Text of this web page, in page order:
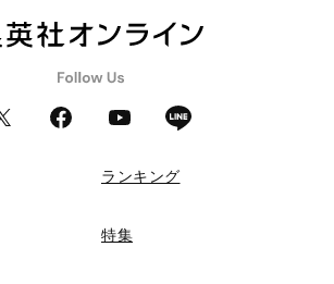
ランキング
特集